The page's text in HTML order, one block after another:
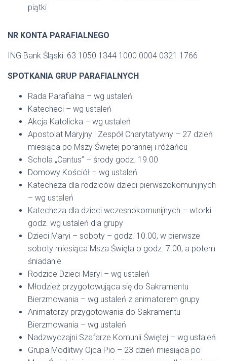
piątki
NR KONTA PARAFIALNEGO
ING Bank Śląski: 63 1050 1344 1000 0004 0321 1766
SPOTKANIA GRUP PARAFIALNYCH
Rada Parafialna – wg ustaleń
Katecheci – wg ustaleń
Akcja Katolicka – wg ustaleń
Apostolat Maryjny i Zespół Charytatywny – 27 dzień
miesiąca po Mszy Świętej porannej i różańcu
Schola „Cantus” – środy godz. 19.00
Domowy Kościół – wg ustaleń
Katecheza dla rodziców dzieci pierwszokomunijnych
– wg ustaleń
Katecheza dla dzieci wczesnokomunijnych – wtorki
godz. wg ustaleń dla grupy
Dzieci Maryi – soboty – godz. 10.00, w pierwsze
soboty miesiąca Msza Święta o godz. 7.00, a potem
śniadanie
Rodzice Dzieci Maryi – wg ustaleń
Młodzież przygotowująca się do Sakramentu
Bierzmowania – wg ustaleń z animatorem grupy
Animatorzy przygotowania do Sakramentu
Bierzmowania – wg ustaleń
Nadzwyczajni Szafarze Komunii Świętej – wg ustaleń
Grupa Modlitwy Ojca Pio – 23 dzień miesiąca po